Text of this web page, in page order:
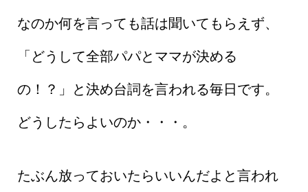
なのか何を言っても話は聞いてもらえず、
「どうして全部パパとママが決める
の！？」と決め台詞を言われる毎日です。
どうしたらよいのか・・・。
たぶん放っておいたらいいんだよと言われ